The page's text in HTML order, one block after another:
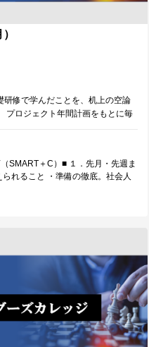
研修で学んだことを、机上の空論
プロジェクト年間計画をもとに毎
SMART＋C）■ １．先月・先週ま
れること ・準備の徹底。社会人
の上で問題なく準備が出来てい
認を行った。 ２．来月の取組み/
られること ・再現性のあるリー
でも発揮できるようにインサイ
歩先を行く振る舞いを徹底す
な価値を具体的に提供したいか ・
機会を提供します。特に①研修及
し、必要性を感じること、②参加
、意識して、参加者が今後の支部
者に提供する。 具体的には10期